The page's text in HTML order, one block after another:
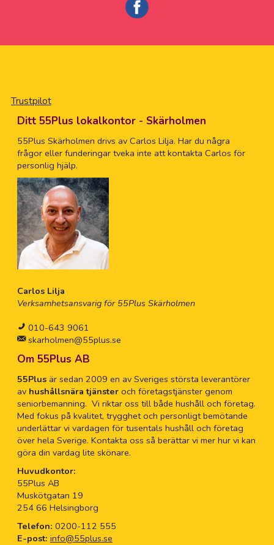
Trustpilot
Ditt 55Plus lokalkontor - Skärholmen
55Plus Skärholmen drivs av Carlos Lilja. Har du några
frågor eller funderingar tveka inte att kontakta Carlos för
personlig hjälp.
Carlos Lilja
Verksamhetsansvarig för 55Plus Skärholmen
010-643 9061
skarholmen@55plus.se
Om 55Plus AB
55Plusär sedan 2009 en av Sveriges största leverantörer
av hushållsnära tjänsteroch företagstjänster genom
seniorbemanning. Vi riktar oss till både hushåll och företag.
Med fokus på kvalitet, trygghet och personligt bemötande
underlättar vi vardagen för tusentals hushåll och företag
över hela Sverige. Kontakta oss så berättar vi mer hur vi kan
göra din vardag lite skönare.
Huvudkontor:
55Plus AB
Muskötgatan 19
254 66 Helsingborg
Telefon: 0200-112 555
E-post: info@55plus.se